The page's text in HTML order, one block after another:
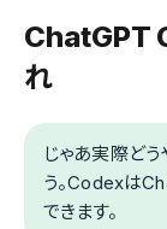
ChatGPT
れ
じゃあ実際どう
う。Codexは
できます。